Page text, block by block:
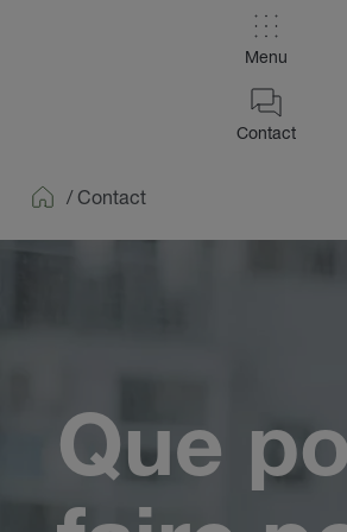
Menu
Contact
/ Contact
Que